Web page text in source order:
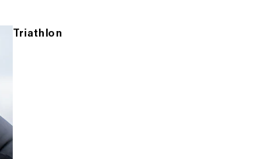
Triathlon